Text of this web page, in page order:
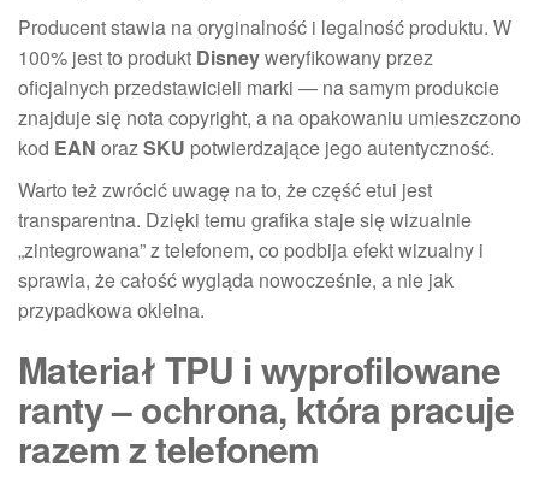
Producent stawia na oryginalność i legalność produktu. W
100% jest to produkt Disneyweryfikowany przez
oficjalnych przedstawicieli marki — na samym produkcie
znajduje się nota copyright, a na opakowaniu umieszczono
kod EAN orazSKU potwierdzające jego autentyczność.
Warto też zwrócić uwagę na to, że część etui jest
transparentna. Dzięki temu grafika staje się wizualnie
„zintegrowana” z telefonem, co podbija efekt wizualny i
sprawia, że całość wygląda nowocześnie, a nie jak
przypadkowa okleina.
Materiał TPU i wyprofilowane
ranty – ochrona, która pracuje
razem z telefonem